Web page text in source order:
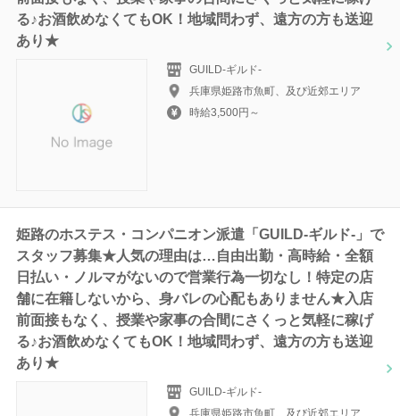
る♪お酒飲めなくてもOK！地域問わず、遠方の方も送迎
あり★
GUILD-ギルド‐
兵庫県姫路市魚町、及び近郊エリア
時給3,500円～
姫路のホステス・コンパニオン派遣「GUILD-ギルド‐」で
スタッフ募集★人気の理由は…自由出勤・高時給・全額
日払い・ノルマがないので営業行為一切なし！特定の店
舗に在籍しないから、身バレの心配もありません★入店
前面接もなく、授業や家事の合間にさくっと気軽に稼げ
る♪お酒飲めなくてもOK！地域問わず、遠方の方も送迎
あり★
GUILD-ギルド‐
兵庫県姫路市魚町、及び近郊エリア